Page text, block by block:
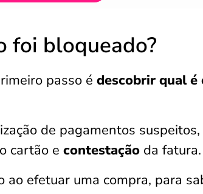
foi bloqueado?
passo é descobrir qual
de pagamentos
cartão e contestação da fatura.
ao efetuar uma compra, para